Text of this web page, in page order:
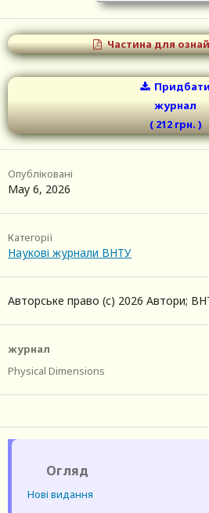
Частина для
Придбати
журнал
( 212 грн.)
Опубліковані
May 6, 2026
Категорії
Наукові журнали ВНТУ
Авторське право (c) 2026 Автори;
журнал
Physical Dimensions
Огляд
Нові видання